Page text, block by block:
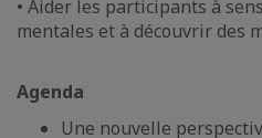
• Aider les participants à
mentales et à découvrir des
Agenda
Une nouvelle